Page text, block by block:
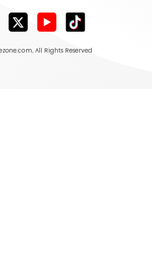
, All Rights Reserved